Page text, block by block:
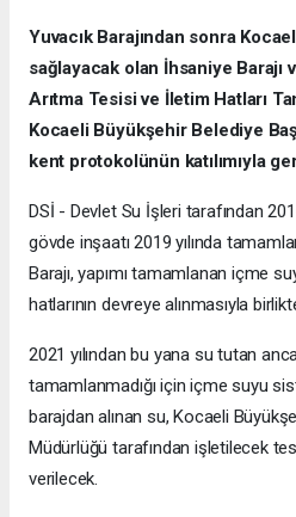
Yuvacık Barajından sonra
sağlayacak olan İhsaniye Barajı
Arıtma Tesisi ve İletim Hatları
Kocaeli Büyükşehir Belediye
kent protokolünün katılımıyla
DSİ - Devlet Su İşleri tarafından
gövde inşaatı 2019 yılında
Barajı, yapımı tamamlanan içme
hatlarının devreye alınmasıyla
2021 yılından bu yana su tutan
tamamlanmadığı için içme suyu
barajdan alınan su, Kocaeli
Müdürlüğü tarafından işletilecek
verilecek.